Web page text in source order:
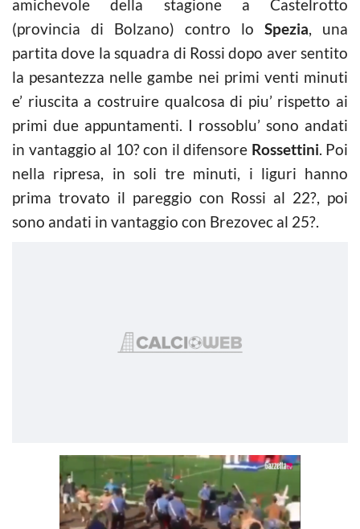
amichevole della stagione a Castelrotto
(provincia di Bolzano) contro lo Spezia, una
partita dove la squadra di Rossi dopo aver sentito
la pesantezza nelle gambe nei primi venti minuti
e’ riuscita a costruire qualcosa di piu’ rispetto ai
primi due appuntamenti. I rossoblu’ sono andati
in vantaggio al 10? con il difensore Rossettini. Poi
nella ripresa, in soli tre minuti, i liguri hanno
prima trovato il pareggio con Rossi al 22?, poi
sono andati in vantaggio con Brezovec al 25?.